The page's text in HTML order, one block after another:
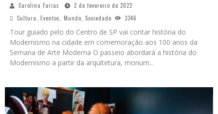
Carolina Farias
2 de fevereiro de 2022
Cultura
Eventos Mundo Sociedade 3346
Tour guiado pelo do Centro de SP vai contar história do
Modernismo na cidade em comemoração aos 100 anos da
Semana de Arte Moderna O passeio abordará a história do
Modernismo a partir da arquitetura, monum...